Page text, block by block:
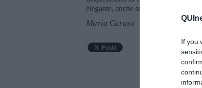
If you
elegante, anche se povero. E’ vero
Maria Caruso